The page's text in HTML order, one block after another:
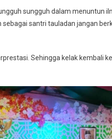
sungguh dalam menuntun
santri tauladan jangan
Sehingga kelak kembali